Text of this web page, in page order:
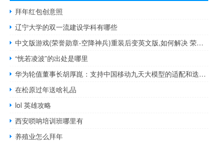
拜年红包创意照
辽宁大学的双一流建设学科有哪些
中文版游戏(荣誉勋章-空降神兵)重装后变英文版,如何解决 荣誉勋章之空降神兵中文版
“恍若凌波”的出处是哪里
华为轮值董事长胡厚崑：支持中国移动九天大模型的适配和迭代开发 共同构建领先的算力基础设施
在松原过年送啥礼品
lol 英雄攻略
西安唢呐培训班哪里有
养殖业怎么拜年